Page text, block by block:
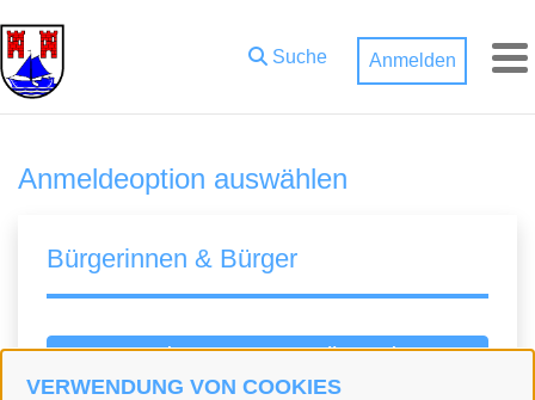
Zum Hauptinhalt springen
VERWENDUNG VON COOKIES
Suche Anmelden
Anmeldeoption auswählen
Bürgerinnen & Bürger
BundID-Konto erstellen oder
anmelden